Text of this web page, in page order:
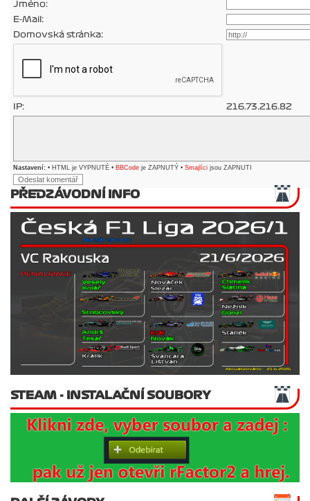
Jméno:
E-Mail:
Domovská stránka:
IP: 216.73.216.82
Nastavení: • HTML je VYPNUTÉ • BBCode je ZAPNUTÝ • Smajlíci jsou ZAPNUTI
PŘEDZÁVODNÍ INFO
STEAM - INSTALAČNÍ SOUBORY